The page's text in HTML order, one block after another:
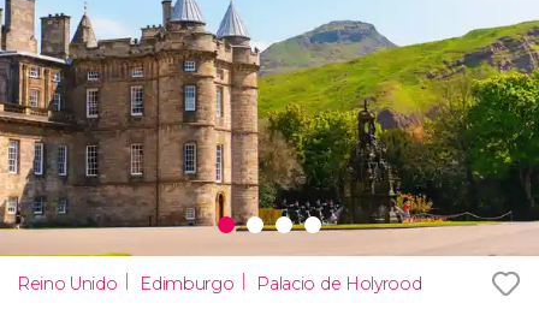
Reino Unido Edimburgo Palacio de Holyrood